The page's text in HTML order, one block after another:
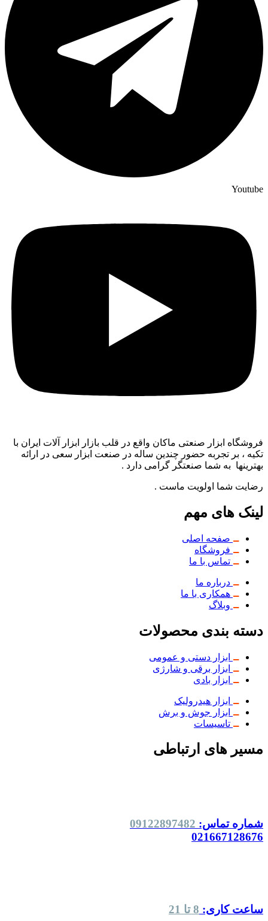
Youtube
فروشگاه ابزار صنعتی ماکان واقع در قلب بازار ابزار آلات ایران با
تکیه ، بر تجربه حضور چندین ساله در صنعت ابزار سعی در ارائه
بهترینها به شما صنعتگر گرامی دارد .
رضایت شما اولویت ماست .
لینک های مهم
صفحه اصلی
فروشگاه
تماس با ما
درباره ما
همکاری با ما
وبلاگ
دسته بندی محصولات
ابزار دستی و عمومی
ابزار برقی و شارژی
ابزار بادی
ابزار هیدرولیک
ابزار جوش و برش
تاسیسات
مسیر های ارتباطی
شماره تماس: 09122897482
021667128676
ساعت کاری: 8 تا 21